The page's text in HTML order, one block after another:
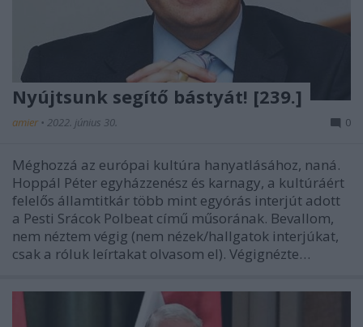
Nyújtsunk segítő bástyát! [239.]
amier • 2022. június 30. 0
Méghozzá az európai kultúra hanyatlásához, naná.
Hoppál Péter egyházzenész és karnagy, a kultúráért
felelős államtitkár több mint egyórás interjút adott
a Pesti Srácok Polbeat című műsorának. Bevallom,
nem néztem végig (nem nézek/hallgatok interjúkat,
csak a róluk leírtakat olvasom el). Végignézte…